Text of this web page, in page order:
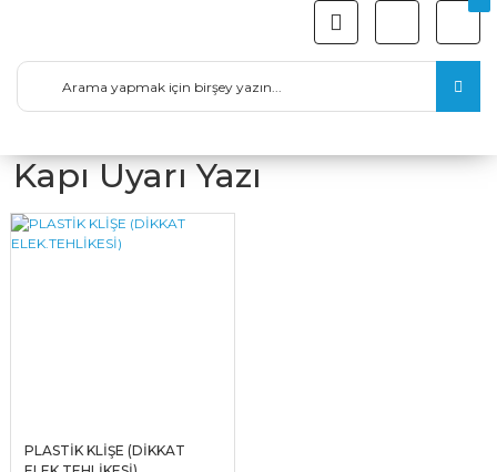
Kapı Uyarı Yazı
PLASTİK KLİŞE (DİKKAT